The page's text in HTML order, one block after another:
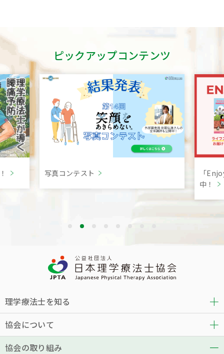
ピックアップコンテンツ
写真コンテスト
「
中！
理学療法士を知る
協会について
協会の取り組み